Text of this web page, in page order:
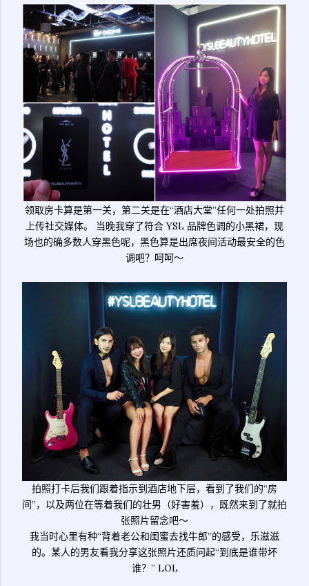
领取房卡算是第一关，第二关是在“酒店大堂”任何一处拍照并
上传社交媒体。 当晚我穿了符合 YSL 品牌色调的小黑裙，现
场也的确多数人穿黑色呢，黑色算是出席夜间活动最安全的色
调吧？呵呵～
拍照打卡后我们跟着指示到酒店地下层，看到了我们的“房
间”，以及两位在等着我们的壮男（好害羞），既然来到了就拍
张照片留念吧～
我当时心里有种“背着老公和闺蜜去找牛郎”的感受，乐滋滋
的。某人的男友看我分享这张照片还质问起“到底是谁带坏
谁？” LOL